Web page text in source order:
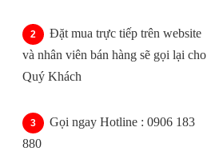
Đặt mua trực tiếp trên website
và nhân viên bán hàng sẽ gọi lại cho
Quý Khách
Gọi ngay Hotline : 0906 183
880